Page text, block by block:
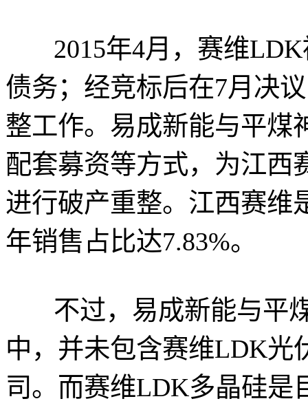
2015年4月，赛维LDK
债务；经竞标后在7月决
整工作。易成新能与平煤
配套募资等方式，为江西
进行破产重整。江西赛维
年销售占比达7.83%。
不过，易成新能与平煤
中，并未包含赛维LDK光
司。而赛维LDK多晶硅是